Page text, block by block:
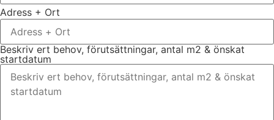
Adress + Ort
Beskriv ert behov, förutsättningar, antal m2 & önskat
startdatum